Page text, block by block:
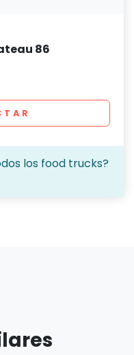
86
los food trucks?